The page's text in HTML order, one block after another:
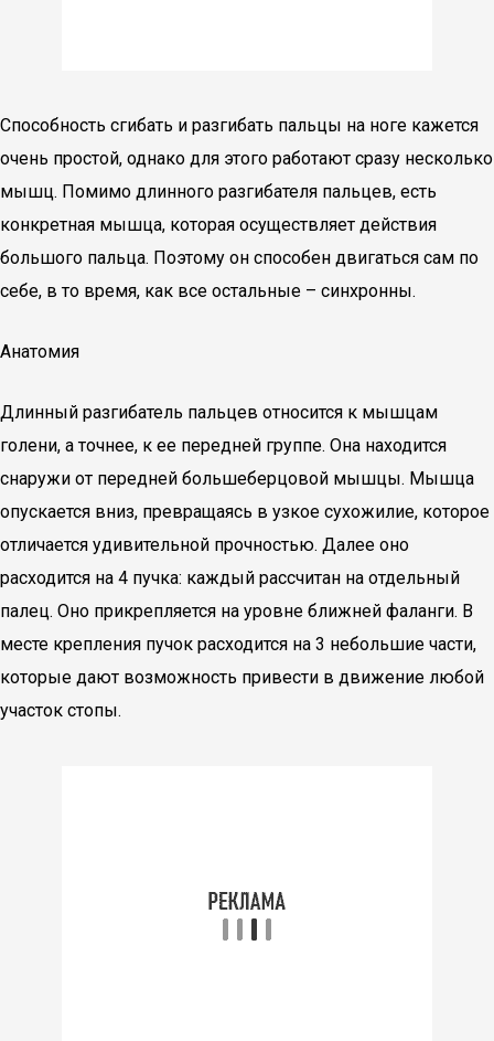
Способность сгибать и разгибать пальцы на ноге кажется
очень простой, однако для этого работают сразу несколько
мышц. Помимо длинного разгибателя пальцев, есть
конкретная мышца, которая осуществляет действия
большого пальца. Поэтому он способен двигаться сам по
себе, в то время, как все остальные – синхронны.
Анатомия
Длинный разгибатель пальцев относится к мышцам
голени, а точнее, к ее передней группе. Она находится
снаружи от передней большеберцовой мышцы. Мышца
опускается вниз, превращаясь в узкое сухожилие, которое
отличается удивительной прочностью. Далее оно
расходится на 4 пучка: каждый рассчитан на отдельный
палец. Оно прикрепляется на уровне ближней фаланги. В
месте крепления пучок расходится на 3 небольшие части,
которые дают возможность привести в движение любой
участок стопы.